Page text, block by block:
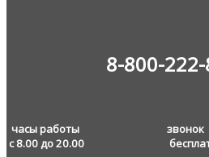
8-800-
часы работы звонок
с 8.00 до 20.00